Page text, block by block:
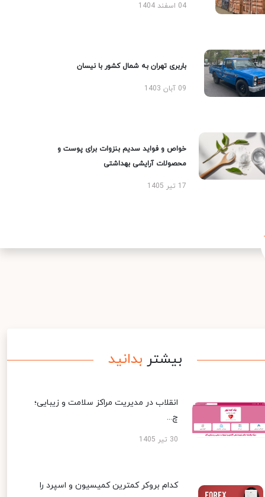
04 اسفند 1404
باربری تهران به شمال کشور با نیسان
09 آبان 1403
خواص و فواید سدیم بنزوات برای پوست و
محصولات آرایشی بهداشتی
17 تیر 1405
بیشتر بدانید
انقلاب در مدیریت مراکز سلامت و زیبایی؛
چ...
30 تیر 1405
کدام بروکر کمترین کمیسیون و اسپرد را